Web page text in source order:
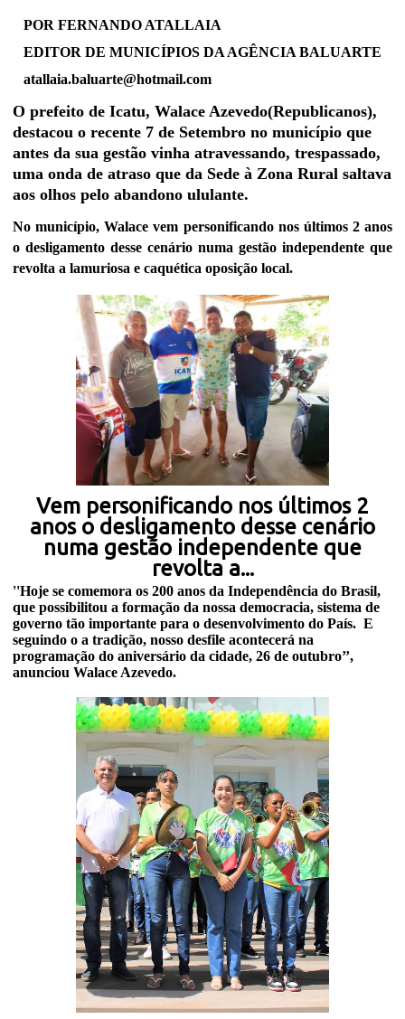
POR FERNANDO ATALLAIA
EDITOR DE MUNICÍPIOS DA AGÊNCIA BALUARTE
atallaia.baluarte@hotmail.com
O prefeito de Icatu, Walace Azevedo(Republicanos),
destacou o recente 7 de Setembro no município que
antes da sua gestão vinha atravessando, trespassado,
uma onda de atraso que da Sede à Zona Rural saltava
aos olhos pelo abandono ululante.
No município, Walace vem personificando nos últimos 2 anos
o desligamento desse cenário numa gestão independente que
revolta a lamuriosa e caquética oposição local.
Vem personificando nos últimos 2
anos o desligamento desse cenário
numa gestão independente que
revolta a...
''Hoje se comemora os 200 anos da Independência do Brasil,
que possibilitou a formação da nossa democracia, sistema de
governo tão importante para o desenvolvimento do País. E
seguindo o a tradição, nosso desfile acontecerá na
programação do aniversário da cidade, 26 de outubro’’,
anunciou Walace Azevedo.